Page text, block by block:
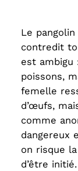
Le
contredit
est ambigu
poissons,
femelle
d’œufs,
comme
dangereux
on risque
d’être initié.